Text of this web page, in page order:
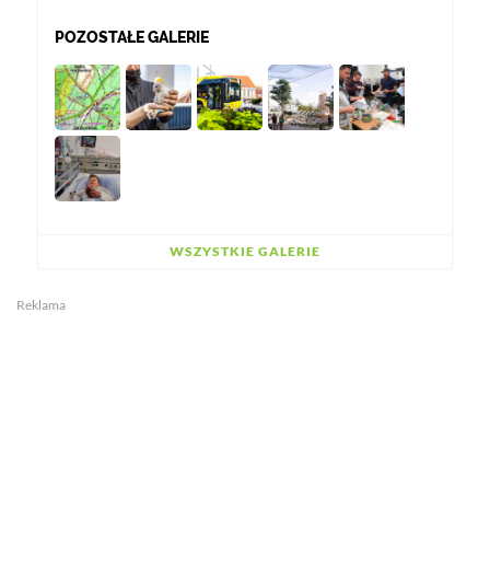
POZOSTAŁE GALERIE
WSZYSTKIE GALERIE
Reklama